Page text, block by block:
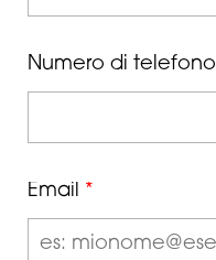
Numero di telefono
Email *